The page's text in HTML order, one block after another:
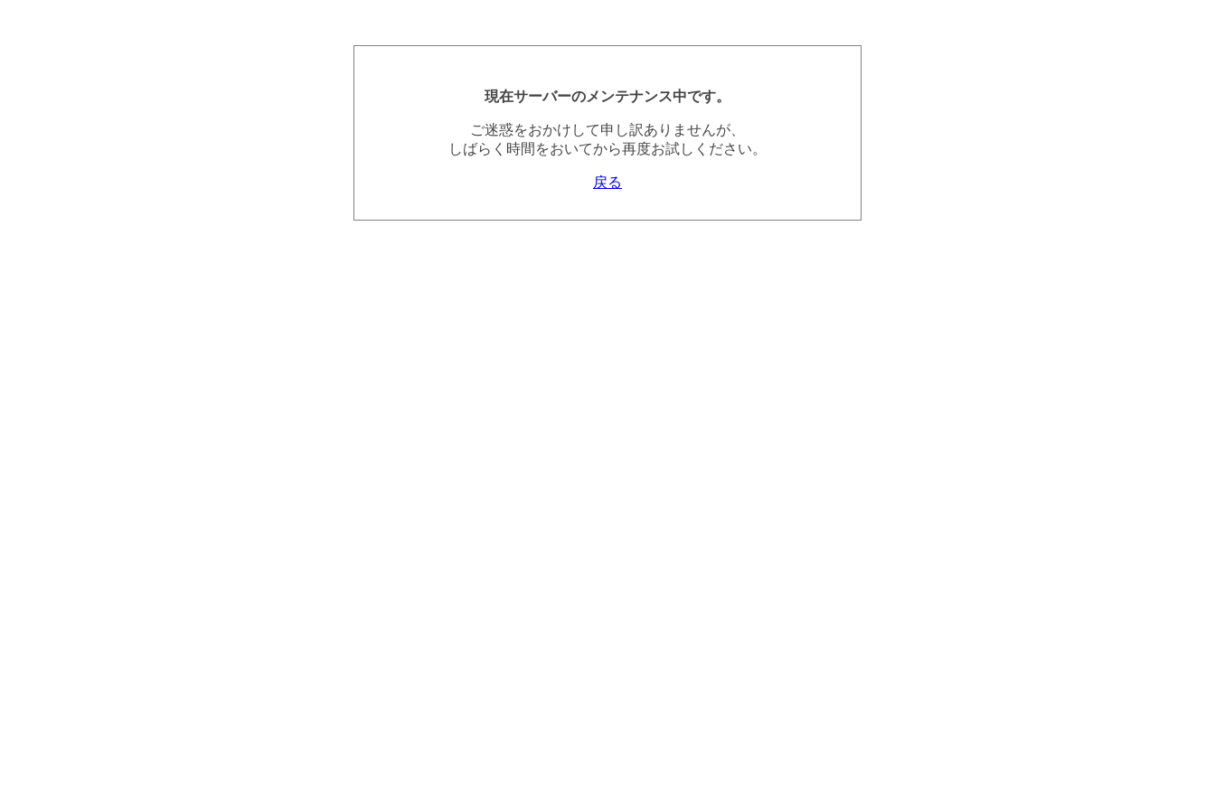
現在サーバーのメンテナンス中です。
ご迷惑をおかけして申し訳ありませんが、
しばらく時間をおいてから再度お試しください。
戻る